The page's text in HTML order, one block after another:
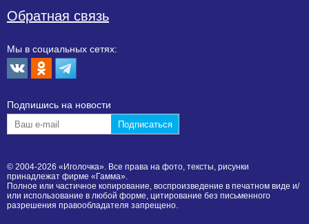
Обратная связь
Мы в социальных сетях:
Подпишиcь на новости
© 2004-2026 «Иголочка». Все права на фото, тексты, рисунки
принадлежат фирме «Гамма».
Полное или частичное копирование, воспроизведение в печатном виде и/
или использование в любой форме, цитирование без письменного
разрешения правообладателя запрещено.